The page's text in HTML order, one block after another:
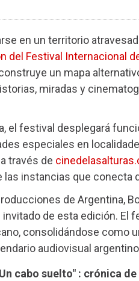
en un territorio
del Festival Internacional
un mapa
miradas y
el festival desplegará
especiales en
través de
las instancias que
de Argentina,
invitado de esta edición. El
consolidándose como
audiovisual
cabo suelto" : crónica